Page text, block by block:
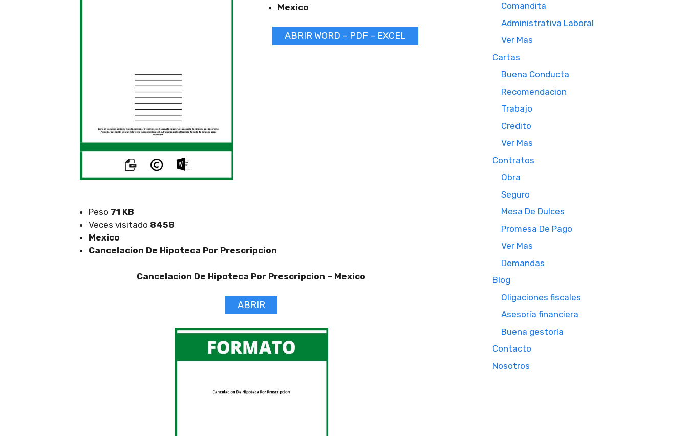
Mexico
ABRIR WORD – PDF – EXCEL
Peso 71 KB
Veces visitado 8458
Mexico
Cancelacion De Hipoteca Por Prescripcion
Cancelacion De Hipoteca Por Prescripcion – Mexico
ABRIR
Comandita
Administrativa Laboral
Ver Mas
Cartas
Buena Conducta
Recomendacion
Trabajo
Credito
Ver Mas
Contratos
Obra
Seguro
Mesa De Dulces
Promesa De Pago
Ver Mas
Demandas
Blog
Oligaciones fiscales
Asesoría financiera
Buena gestoría
Contacto
Nosotros